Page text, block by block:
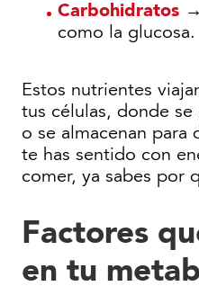
Carbohidratos
como la glucosa.
Estos nutrientes
tus células, donde
o se almacenan para
te has sentido con
comer, ya sabes por
Factores
en tu